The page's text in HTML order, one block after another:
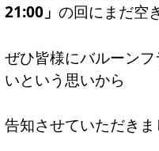
21:00」 の回にまだ空
ぜひ皆様にバルーン
いという思いから
告知させていただきま